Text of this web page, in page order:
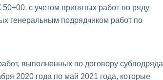
с учетом принятых работ по ряду
генеральным подрядчиком работ по
выполненных по договору субподряда
2020 года по май 2021 года, которые